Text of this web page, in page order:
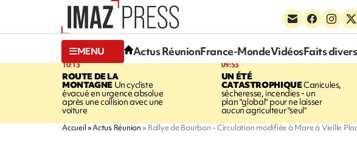
MENU Actus RéunionFrance-MondeVidéosFaits divers
10:13
ROUTE DE LA
MONTAGNEUn cycliste
évacué en urgence absolue
après une collision avec une
voiture
09:53
UN ÉTÉ
CATASTROPHIQUECanicules,
sécheresse, incendies - un
plan "global" pour ne laisser
aucun agriculteur "seul"
Accueil Actus Réunion Rallye de Bourbon - Circulation modifiée à Mare à Vieille